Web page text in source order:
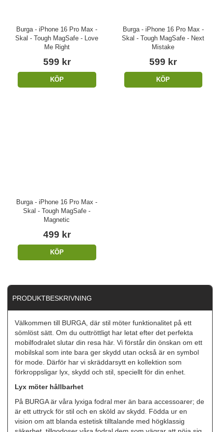
Burga - iPhone 16 Pro Max -
Skal - Tough MagSafe - Love
Me Right
599 kr
KÖP
Burga - iPhone 16 Pro Max -
Skal - Tough MagSafe - Next
Mistake
599 kr
KÖP
Burga - iPhone 16 Pro Max -
Skal - Tough MagSafe -
Magnetic
499 kr
KÖP
PRODUKTBESKRIVNING
Välkommen till BURGA, där stil möter funktionalitet på ett
sömlöst sätt. Om du outtröttligt har letat efter det perfekta
mobilfodralet slutar din resa här. Vi förstår din önskan om ett
mobilskal som inte bara ger skydd utan också är en symbol
för mode. Därför har vi skräddarsytt en kollektion som
förkroppsligar lyx, skydd och stil, speciellt för din enhet.
Lyx möter hållbarhet
På BURGA är våra lyxiga fodral mer än bara accessoarer; de
är ett uttryck för stil och en sköld av skydd. Födda ur en
vision om att blanda estetisk tilltalande med högklassig